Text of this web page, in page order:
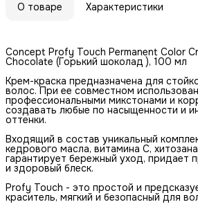
О товаре Характеристики
Concept Profy Touch Permanent Color
Chocolate (Горький шоколад ), 100 мл
Крем-краска предназначена для
волос. При ее совместном
профессиональными микстонами и
создавать любые по насыщенности и
оттенки.
Входящий в состав уникальный
кедрового масла, витамина C,
гарантирует бережный уход, придает
и здоровый блеск.
Profy Touch - это простой и
краситель, мягкий и безопасный для